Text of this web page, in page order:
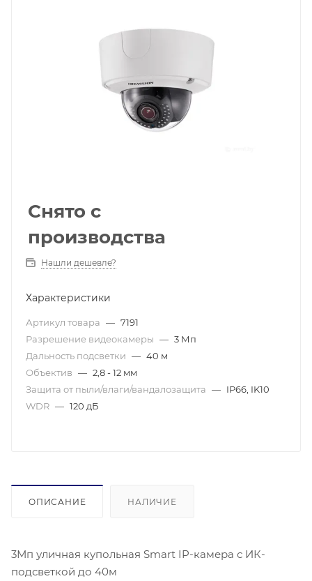
Снято с
производства
Нашли дешевле?
Характеристики
Артикул товара — 7191
Разрешение видеокамеры — 3 Мп
Дальность подсветки — 40 м
Объектив — 2,8 - 12 мм
Защита от пыли/влаги/вандалозащита — IP66, IK10
WDR — 120 дБ
ОПИСАНИЕ НАЛИЧИЕ
3Мп уличная купольная Smart IP-камера с ИК-
подсветкой до 40м